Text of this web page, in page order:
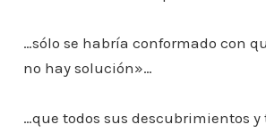
…sólo se habría conformado con
no hay solución»…
…que todos sus descubrimientos y